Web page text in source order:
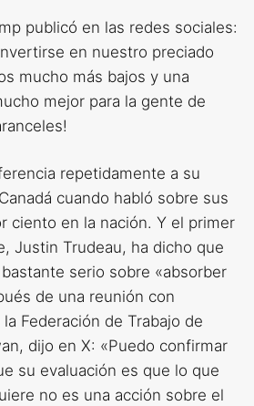
publicó en las redes sociales:
en nuestro preciado
mucho más bajos y una
mejor para la gente de
repetidamente a su
cuando habló sobre sus
ciento en la nación. Y el primer
Justin Trudeau, ha dicho que
serio sobre «absorber
de una reunión con
Federación de Trabajo de
dijo en X: «Puedo confirmar
su evaluación es que lo que
no es una acción sobre el